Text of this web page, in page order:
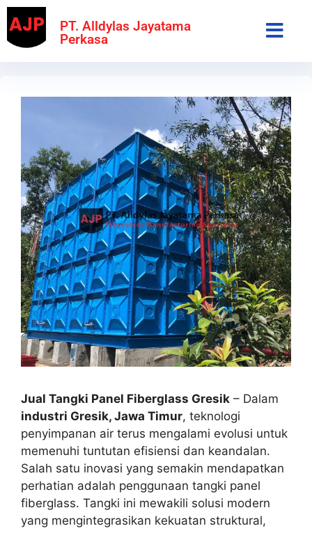
PT. Alldylas Jayatama
Perkasa
Jual Tangki Panel Fiberglass Gresik – Dalam
industri Gresik, Jawa Timur, teknologi
penyimpanan air terus mengalami evolusi untuk
memenuhi tuntutan efisiensi dan keandalan.
Salah satu inovasi yang semakin mendapatkan
perhatian adalah penggunaan tangki panel
fiberglass. Tangki ini mewakili solusi modern
yang mengintegrasikan kekuatan struktural,